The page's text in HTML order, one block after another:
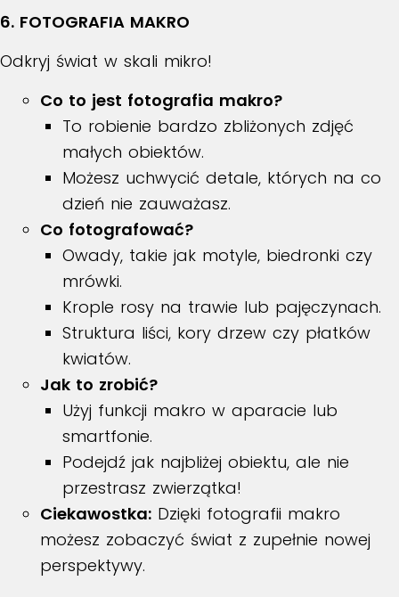
6. FOTOGRAFIA MAKRO
Odkryj świat w skali mikro!
Co to jest fotografia makro?
To robienie bardzo zbliżonych zdjęć
małych obiektów.
Możesz uchwycić detale, których na co
dzień nie zauważasz.
Co fotografować?
Owady, takie jak motyle, biedronki czy
mrówki.
Krople rosy na trawie lub pajęczynach.
Struktura liści, kory drzew czy płatków
kwiatów.
Jak to zrobić?
Użyj funkcji makro w aparacie lub
smartfonie.
Podejdź jak najbliżej obiektu, ale nie
przestrasz zwierzątka!
Ciekawostka: Dzięki fotografii makro
możesz zobaczyć świat z zupełnie nowej
perspektywy.